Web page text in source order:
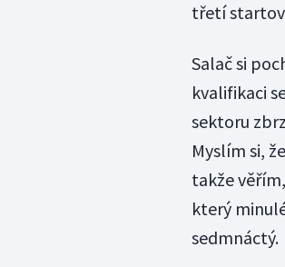
třetí
Salač si
kvalifikaci
sektoru
Myslím si,
takže
který
sedmnáctý.